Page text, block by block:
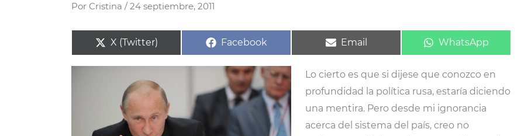
Por Cristina /24 septiembre, 2011
Compartir
en
X (Twitter)
Compartir
Facebook
Compartir
Email
Compartir
WhatsApp
Lo cierto es que si dijese que conozco en
profundidad la política rusa, estaría diciendo
una mentira. Pero desde mi ignorancia
acerca del sistema del país, creo no